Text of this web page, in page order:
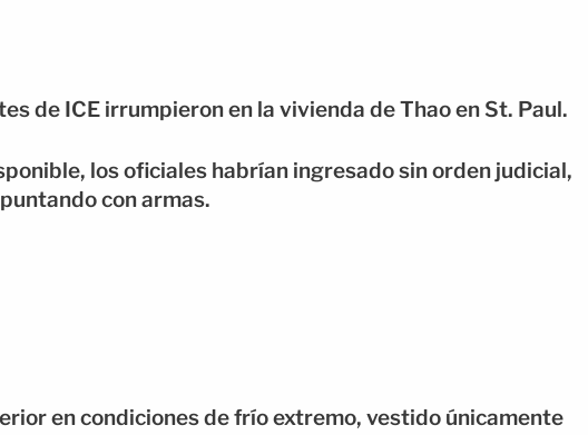
de ICE irrumpieron en la vivienda de Thao en St. Paul.
los oficiales habrían ingresado sin orden judicial,
con armas.
en condiciones de frío extremo, vestido únicamente